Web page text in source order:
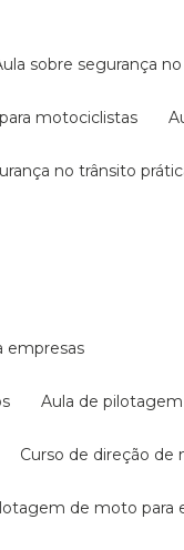
aula sobre segurança
para motociclistas
no trânsito
empresas
aula de
curso de direção
de moto para